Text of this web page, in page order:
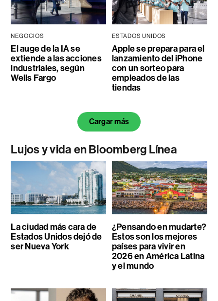
NEGOCIOS
El auge de la IA se
extiende a las acciones
industriales, según
Wells Fargo
ESTADOS UNIDOS
Apple se prepara para el
lanzamiento del iPhone
con un sorteo para
empleados de las
tiendas
Cargar más
Lujos y vida en Bloomberg Línea
La ciudad más cara de
Estados Unidos dejó de
ser Nueva York
¿Pensando en mudarte?
Estos son los mejores
países para vivir en
2026 en América Latina
y el mundo